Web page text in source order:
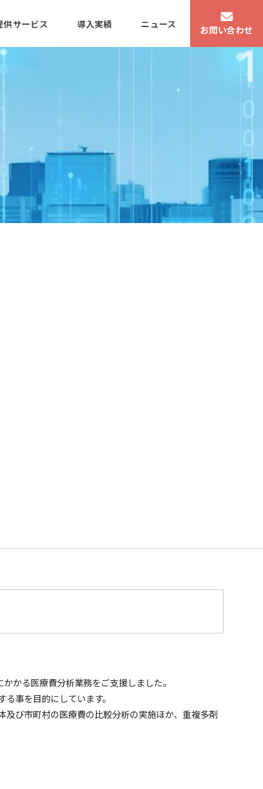
供サービス 導入実績 ニュース
お問い合わせ
かる医療費分析業務をご支援しました。
事を目的にしています。
び市町村の医療費の比較分析の実施ほか、重複多剤